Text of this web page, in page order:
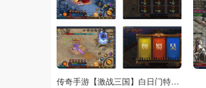
传奇手游【激战三国】白日门特色战国7月整理Win一键即玩服务端+GM后台+宠物+魔娃+战鼓+魂盾+脚印